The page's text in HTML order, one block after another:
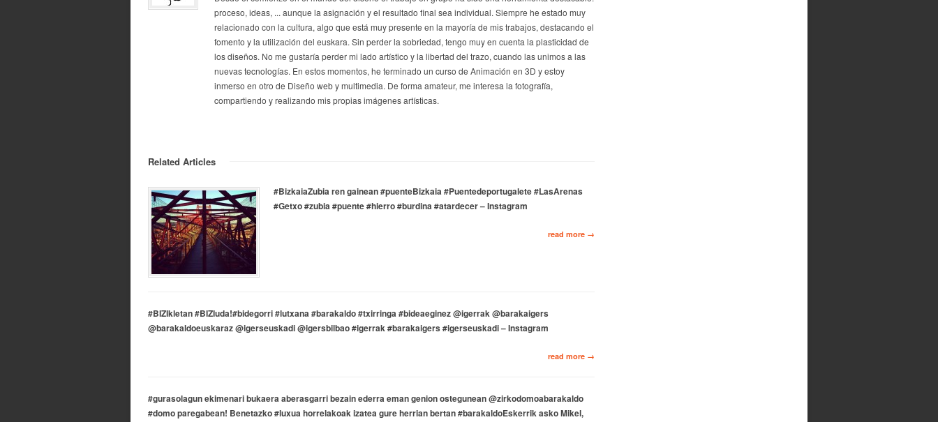
proceso, ideas, ... aunque la asignación y el resultado final sea individual. Siempre he estado muy
relacionado con la cultura, algo que está muy presente en la mayoría de mis trabajos, destacando el
fomento y la utilización del euskara. Sin perder la sobriedad, tengo muy en cuenta la plasticidad de
los diseños. No me gustaría perder mi lado artístico y la libertad del trazo, cuando las unimos a las
nuevas tecnologías. En estos momentos, he terminado un curso de Animación en 3D y estoy
inmerso en otro de Diseño web y multimedia. De forma amateur, me interesa la fotografía,
compartiendo y realizando mis propias imágenes artísticas.
Related Articles
#BizkaiaZubia ren gainean #puenteBizkaia #Puentedeportugalete #LasArenas
#Getxo #zubia #puente #hierro #burdina #atardecer – Instagram
read more →
#BIZIkletan #BIZIuda!#bidegorri #lutxana #barakaldo #txirringa #bideaeginez @igerrak @barakaigers
@barakaldoeuskaraz @igerseuskadi @igersbilbao #igerrak #barakaigers #igerseuskadi – Instagram
read more →
#gurasolagun ekimenari bukaera aberasgarri bezain ederra eman genion ostegunean @zirkodomoabarakaldo
#domo paregabean! Benetazko #luxua horrelakoak izatea gure herrian bertan #barakaldoEskerrik asko Mikel,